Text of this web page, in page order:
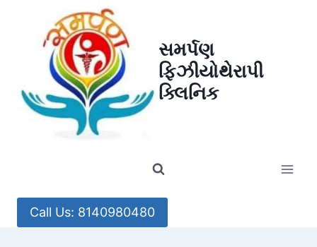
સમર્પણ
ફિઝીયોથેરાપી
ક્લિનિક
Call Us: 8140980480